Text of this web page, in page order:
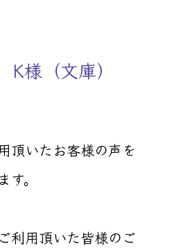
K様（文庫）
頂いたお客様の声を
。
利用頂いた皆様のご